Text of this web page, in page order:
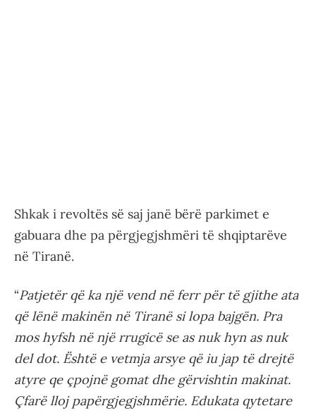
Shkak i revoltës së saj janë bërë parkimet e
gabuara dhe pa përgjegjshmëri të shqiptarëve
në Tiranë.
“Patjetër që ka një vend në ferr për të gjithe ata
që lënë makinën në Tiranë si lopa bajgën. Pra
mos hyfsh në një rrugicë se as nuk hyn as nuk
del dot. Është e vetmja arsye që iu jap të drejtë
atyre qe çpojnë gomat dhe gërvishtin makinat.
Çfarë lloj papërgjegjshmërie. Edukata qytetare